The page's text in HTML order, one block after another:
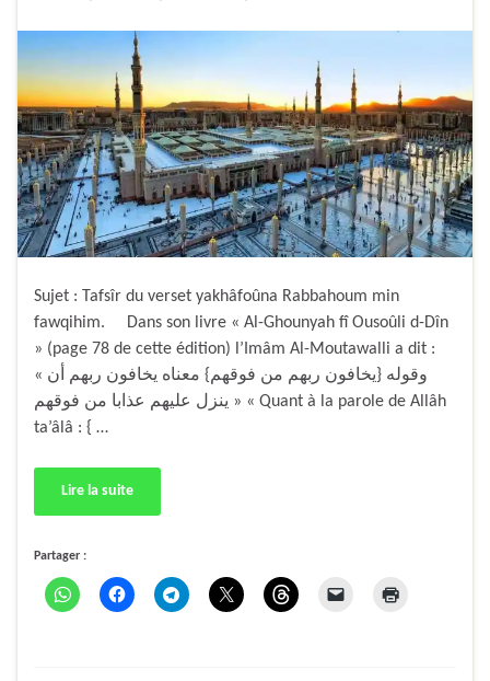
Sujet : Tafsîr du verset yakhâfoûna Rabbahoum min
fawqihim. Dans son livre « Al-Ghounyah fî Ousoûli d-Dîn
» (page 78 de cette édition) l’Imâm Al-Moutawalli a dit :
« وقوله {يخافون ربهم من فوقهم} معناه يخافون ربهم أن
ينزل عليهم عذابا من فوقهم » « Quant à la parole de Allâh
ta’âlâ : { …
Lire la suite
Partager :